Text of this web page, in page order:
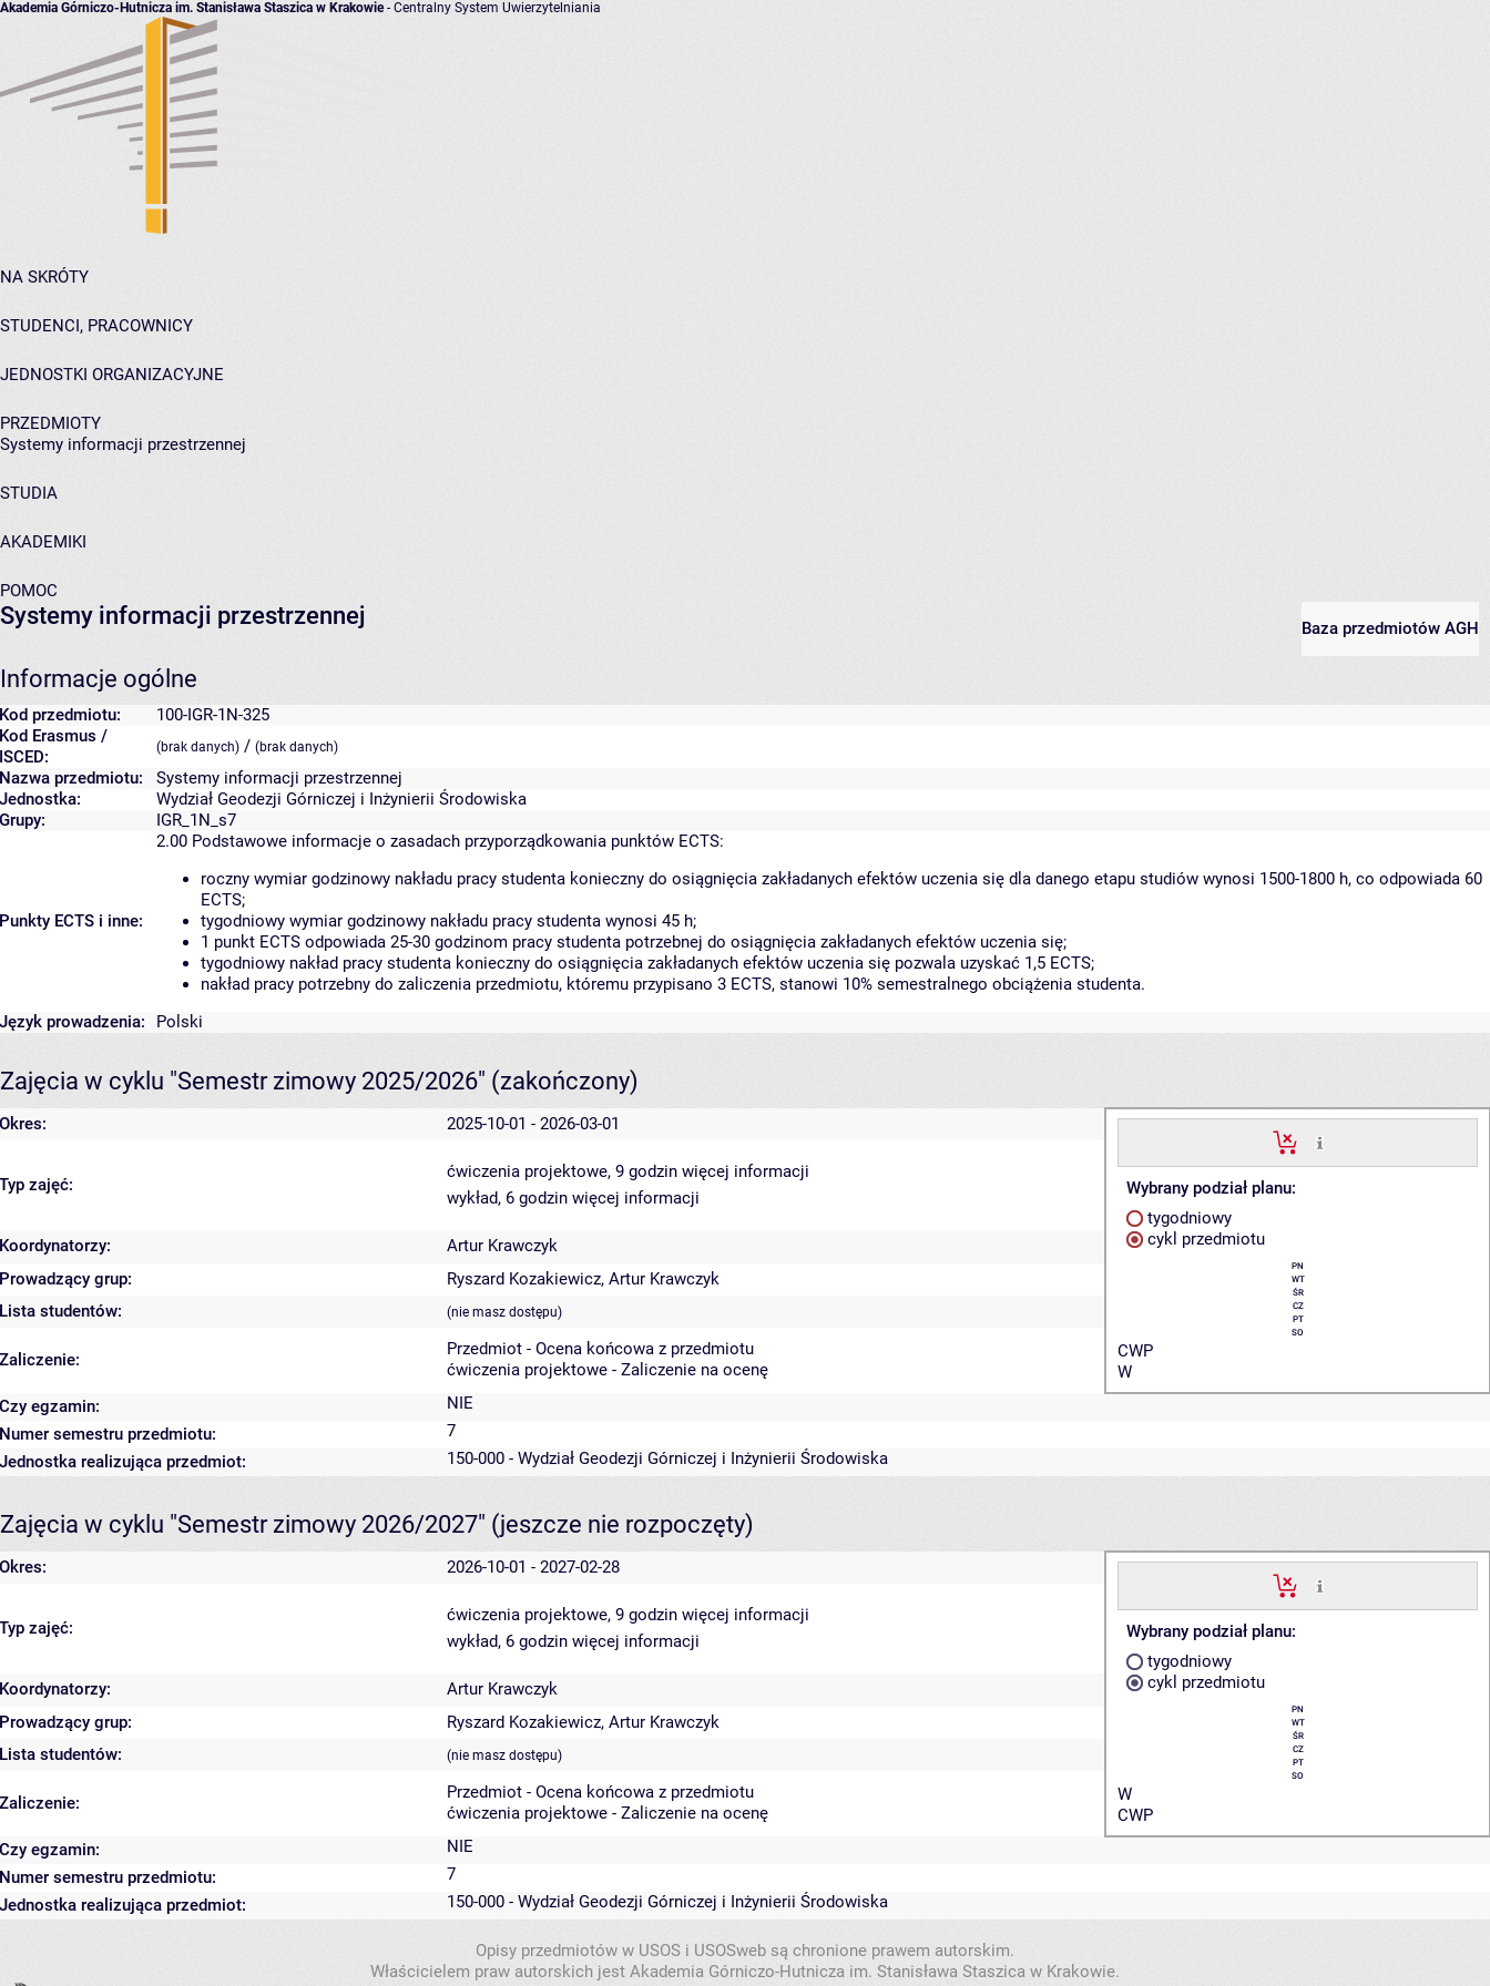
Akademia Górniczo-Hutnicza im. Stanisława Staszica w Krakowie- Centralny System Uwierzytelniania
NA SKRÓTY
STUDENCI, PRACOWNICY
JEDNOSTKI ORGANIZACYJNE
PRZEDMIOTY
Systemy informacji przestrzennej
STUDIA
AKADEMIKI
POMOC
Baza przedmiotów AGH
Systemy informacji przestrzennej
Informacje ogólne
Kod przedmiotu:
100-IGR-1N-325
Kod Erasmus /
ISCED:
(brak danych) / (brak danych)
Nazwa przedmiotu:
Systemy informacji przestrzennej
Jednostka:
Wydział Geodezji Górniczej i Inżynierii Środowiska
Grupy:
IGR_1N_s7
Punkty ECTS i inne:
2.00 Podstawowe informacje o zasadach przyporządkowania punktów ECTS:
roczny wymiar godzinowy nakładu pracy studenta konieczny do osiągnięcia zakładanych efektów uczenia się dla danego etapu studiów wynosi 1500-1800 h, co odpowiada 60
ECTS;
tygodniowy wymiar godzinowy nakładu pracy studenta wynosi 45 h;
1 punkt ECTS odpowiada 25-30 godzinom pracy studenta potrzebnej do osiągnięcia zakładanych efektów uczenia się;
tygodniowy nakład pracy studenta konieczny do osiągnięcia zakładanych efektów uczenia się pozwala uzyskać 1,5 ECTS;
nakład pracy potrzebny do zaliczenia przedmiotu, któremu przypisano 3 ECTS, stanowi 10% semestralnego obciążenia studenta.
Język prowadzenia:
Polski
Zajęcia w cyklu "Semestr zimowy 2025/2026" (zakończony)
Okres: 2025-10-01 - 2026-03-01
Wybrany podział planu:
tygodniowy
cykl przedmiotu
PN
WT
ŚR
CZ
PT
SO
CWP
W
Typ zajęć:
ćwiczenia projektowe, 9 godzin więcej informacji
wykład, 6 godzin więcej informacji
Koordynatorzy:
Artur Krawczyk
Prowadzący grup:
Ryszard Kozakiewicz, Artur Krawczyk
Lista studentów:
(nie masz dostępu)
Zaliczenie:
Przedmiot - Ocena końcowa z przedmiotu
ćwiczenia projektowe - Zaliczenie na ocenę
Czy egzamin:
NIE
Numer semestru przedmiotu:
7
Jednostka realizująca przedmiot:
150-000 - Wydział Geodezji Górniczej i Inżynierii Środowiska
Zajęcia w cyklu "Semestr zimowy 2026/2027" (jeszcze nie rozpoczęty)
Okres: 2026-10-01 - 2027-02-28
Wybrany podział planu:
tygodniowy
cykl przedmiotu
PN
WT
ŚR
CZ
PT
SO
W
CWP
Typ zajęć:
ćwiczenia projektowe, 9 godzin więcej informacji
wykład, 6 godzin więcej informacji
Koordynatorzy:
Artur Krawczyk
Prowadzący grup:
Ryszard Kozakiewicz, Artur Krawczyk
Lista studentów:
(nie masz dostępu)
Zaliczenie:
Przedmiot - Ocena końcowa z przedmiotu
ćwiczenia projektowe - Zaliczenie na ocenę
Czy egzamin:
NIE
Numer semestru przedmiotu:
7
Jednostka realizująca przedmiot:
150-000 - Wydział Geodezji Górniczej i Inżynierii Środowiska
Opisy przedmiotów w USOS i USOSweb są chronione prawem autorskim.
Właścicielem praw autorskich jest Akademia Górniczo-Hutnicza im. Stanisława Staszica w Krakowie.